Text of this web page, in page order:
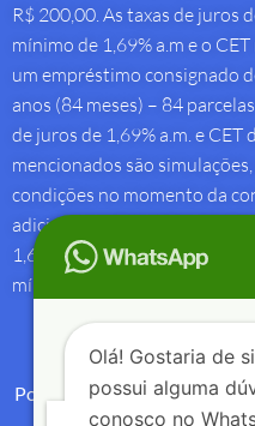
R$ 200,00. As taxas de juros
mínimo de 1,69% a.m e o
um empréstimo consignado
anos (84 meses) – 84
de juros de 1,69% a.m. e CET
mencionados são
condições no momento da
adicionais sobre antecipação
1,69% a.m e Custo Efetivo
mínimo de 1,88% a.m.
Política de Privacidade
Olá! Gostaria de
possui alguma
conosco no